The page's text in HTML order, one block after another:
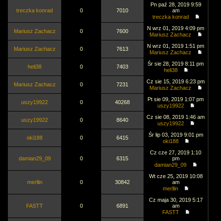
treczka konrad 0 7010
Pn paź 28, 2019 9:59
am
treczka konrad
Mariusz Zachacz 0 7600
N wrz 01, 2019 4:09 pm
Mariusz Zachacz
Mariusz Zachacz 0 7613
N wrz 01, 2019 1:51 pm
Mariusz Zachacz
heli38 0 7403
Śr sie 28, 2019 8:11 pm
heli38
Mariusz Zachacz 0 7231
Cz sie 15, 2019 6:23 pm
Mariusz Zachacz
uszy19922 0 40268
Pt sie 09, 2019 1:07 pm
uszy19922
uszy19922 0 8640
Cz sie 08, 2019 1:46 am
uszy19922
oki188 0 6415
Śr lip 03, 2019 9:01 pm
oki188
damian29_09 0 6315
Cz cze 27, 2019 1:10
pm
damian29_09
merllin 0 30842
Wt cze 25, 2019 10:08
am
merllin
FASTT 0 6891
Cz maja 30, 2019 5:17
am
FASTT